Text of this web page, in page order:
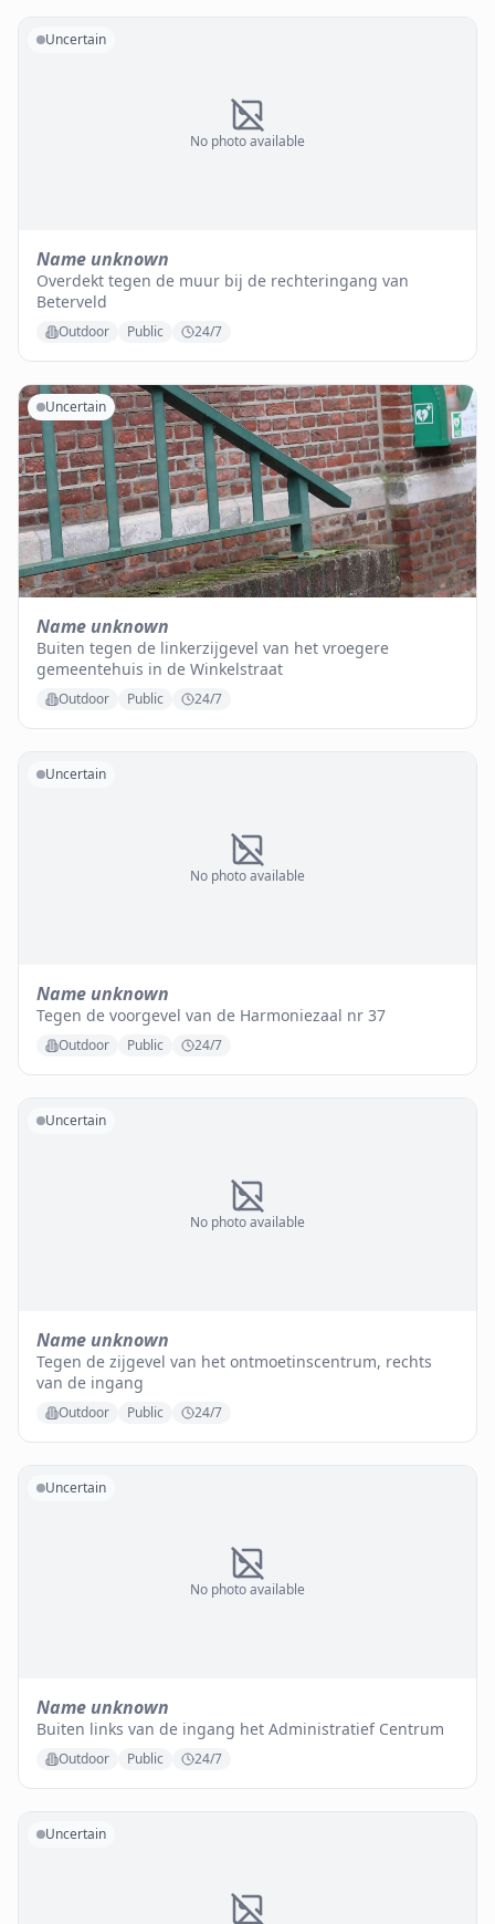
No photo available
Uncertain
Name unknown
Overdekt tegen de muur bij de rechteringang van
Beterveld
Outdoor Public 24/7
Uncertain
Name unknown
Buiten tegen de linkerzijgevel van het vroegere
gemeentehuis in de Winkelstraat
Outdoor Public 24/7
No photo available
Uncertain
Name unknown
Tegen de voorgevel van de Harmoniezaal nr 37
Outdoor Public 24/7
No photo available
Uncertain
Name unknown
Tegen de zijgevel van het ontmoetinscentrum, rechts
van de ingang
Outdoor Public 24/7
No photo available
Uncertain
Name unknown
Buiten links van de ingang het Administratief Centrum
Outdoor Public 24/7
Uncertain